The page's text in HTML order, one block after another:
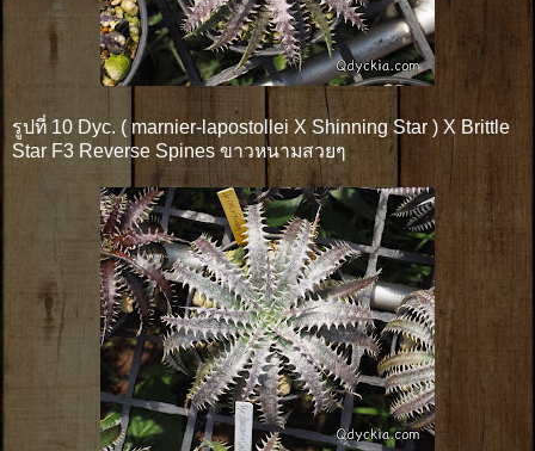
รูปที่ 10 Dyc. ( marnier-lapostollei X Shinning Star ) X Brittle
Star F3 Reverse Spines ขาวหนามสวยๆ